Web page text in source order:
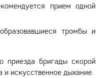
прием одной
тромбы и
приезда бригады скорой
искусственное дыхание.